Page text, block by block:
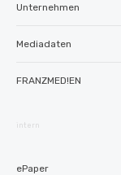
Unternehmen
Mediadaten
FRANZMED!EN
intern
ePaper